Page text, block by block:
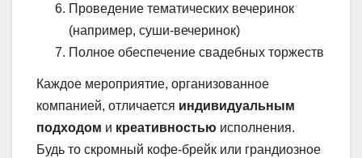
Проведение тематических вечеринок
(например, суши-вечеринок)
Полное обеспечение свадебных торжеств
Каждое мероприятие, организованное
компанией, отличается индивидуальным
подходом и креативностью исполнения.
Будь то скромный кофе-брейк или грандиозное